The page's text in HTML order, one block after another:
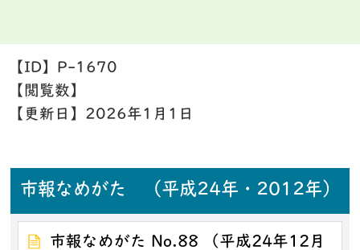
【ID】 P-1670
【閲覧数】
【更新日】 2026年1月1日
市報なめがた （平成24年・2012年）
市報なめがた No.88 （平成24年12月